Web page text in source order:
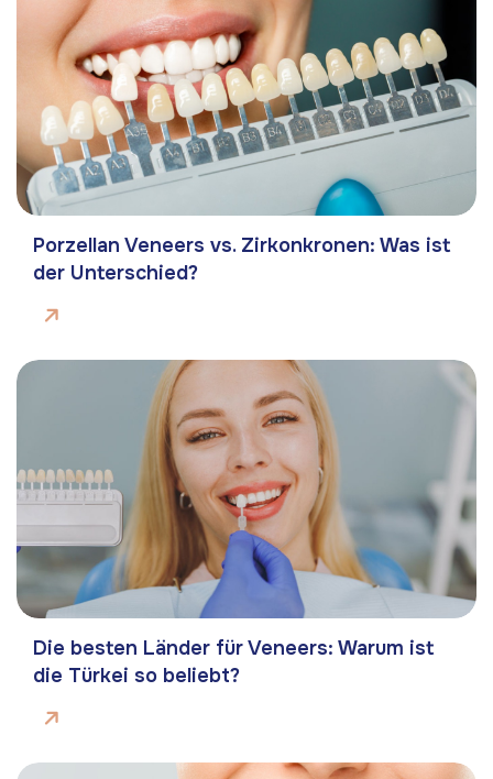
Porzellan Veneers vs. Zirkonkronen: Was ist
der Unterschied?
Die besten Länder für Veneers: Warum ist
die Türkei so beliebt?